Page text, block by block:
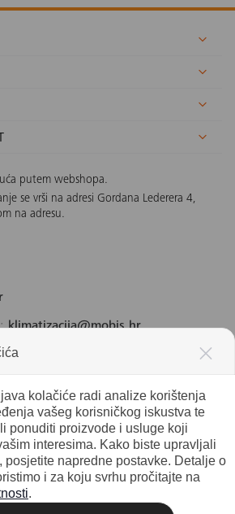
putem webshopa.
se vrši na adresi Gordana Lederera 4,
na adresu.
klimatizacija@mobis.hr
kolačiće radi analize korištenja
vašeg korisničkog iskustva te
ponuditi proizvode i usluge koji
interesima. Kako biste upravljali
posjetite napredne postavke. Detalje o
i za koju svrhu pročitajte na
.